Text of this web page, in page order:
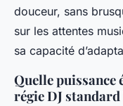
douceur, sans
sur les attentes
sa capacité
Quelle
régie DJ standard